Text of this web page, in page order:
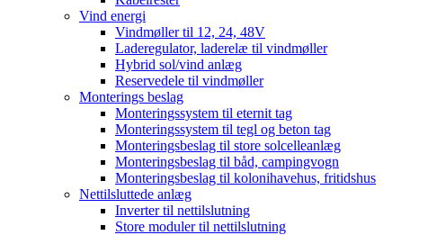
Vind energi
Vindmøller til 12, 24, 48V
Laderegulator, laderelæ til vindmøller
Hybrid sol/vind anlæg
Reservedele til vindmøller
Monterings beslag
Monteringssystem til eternit tag
Monteringssystem til tegl og beton tag
Monteringsbeslag til store solcelleanlæg
Monteringsbeslag til båd, campingvogn
Monteringsbeslag til kolonihavehus, fritidshus
Nettilsluttede anlæg
Inverter til nettilslutning
Store moduler til nettilslutning